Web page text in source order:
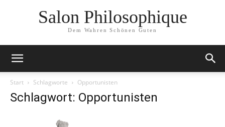
Salon Philosophique
Dem Wahren Schönen Guten
Start Schlagworte Opportunisten
Schlagwort: Opportunisten